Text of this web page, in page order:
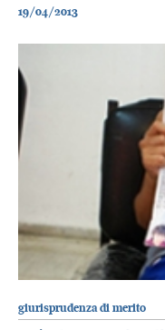
19/04/2013
giurisprudenza di merito